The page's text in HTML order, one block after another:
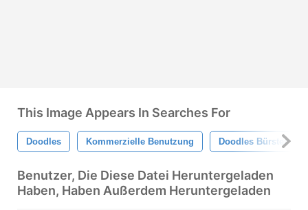
This Image Appears In Searches For
Doodles Kommerzielle Benutzung Doodles Bürsten
Benutzer, Die Diese Datei Heruntergeladen
Haben, Haben Außerdem Heruntergeladen